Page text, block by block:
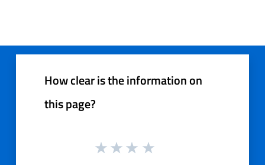
How clear is the information on
this page?